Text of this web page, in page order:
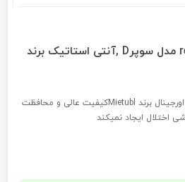
گلس گوشی redmi 12 4G مدل سوپرD ,آنتی استاتیک برند
گلس گوشی ردمی 12 4جیگلس اورجینال برند Mietublکیفیت عالی و محافظت
اختلال ایجاد نمیکند